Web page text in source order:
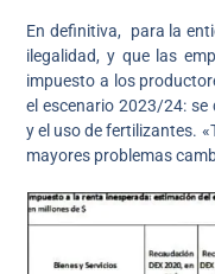
En definitiva, para la
ilegalidad, y que las
impuesto a los
el escenario 2023/24:
y el uso de fertilizantes.
mayores problemas